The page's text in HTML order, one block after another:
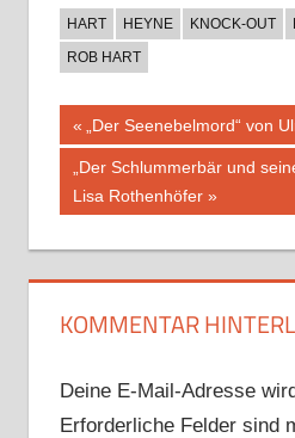
HART HEYNE KNOCK-OUT
ROB HART
Vorheriger
Beitrag:
„Der Seenebelmord“ von
Nächster
Beitrag:
„Der Schlummerbär und
Lisa Rothenhöfer
KOMMENTAR
Deine E-Mail-Adresse
Erforderliche Felder sind